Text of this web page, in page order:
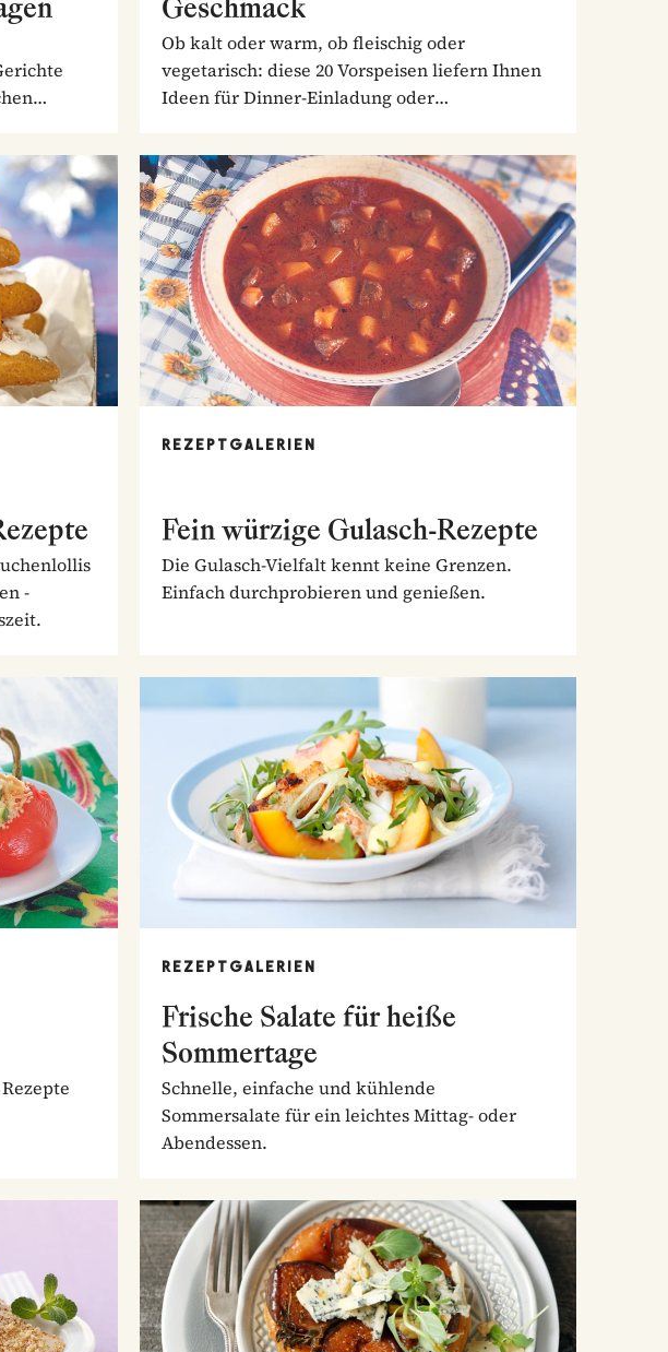
Ob kalt oder warm, ob fleischig oder
vegetarisch: diese 20 Vorspeisen liefern Ihnen
Ideen für Dinner-Einladung oder
-
REZEPTGALERIEN
Fein würzige Gulasch-Rezepte
Die Gulasch-Vielfalt kennt keine Grenzen.
Einfach durchprobieren und genießen.
REZEPTGALERIEN
Frische Salate für heiße
Sommertage
Schnelle, einfache und kühlende
Sommersalate für ein leichtes Mittag- oder
Abendessen.